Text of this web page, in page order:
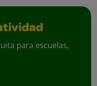
para escuelas,